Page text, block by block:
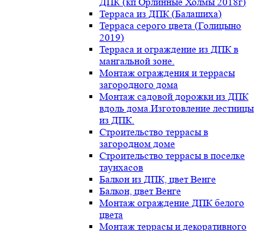
Терраса из ДПК (Балашиха)
Терраса серого цвета (Голицыно
2019)
Терраса и ограждение из ДПК в
мангальной зоне.
Монтаж ограждения и террасы
загородного дома
Монтаж садовой дорожки из ДПК
вдоль дома.Изготовление лестницы
из ДПК.
Строительство террасы в
загородном доме
Строительство террасы в поселке
таунхасов
Балкон из ДПК, цвет Венге
Балкон, цвет Венге
Монтаж ограждение ДПК белого
цвета
Монтаж террасы и декоративного